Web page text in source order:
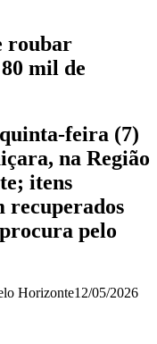
roubar
mil de
feira (7)
na Região
itens
recuperados
pelo
Horizonte12/05/2026